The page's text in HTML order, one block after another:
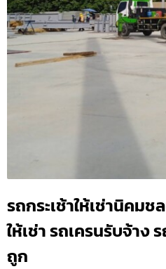
รถกระเช้าให้เช่านิคมช
ให้เช่า รถเครนรับจ้าง
ถูก